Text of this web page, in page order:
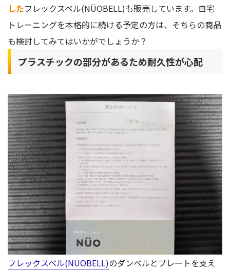
したフレックスベル(NÜOBELL)も販売しています。自宅
トレーニングを本格的に続ける予定の方は、そちらの商品
も検討してみてはいかがでしょうか？
プラスチックの部分があるため耐久性が心配
フレックスベル(NÜOBELL)のダンベルとプレートを支え